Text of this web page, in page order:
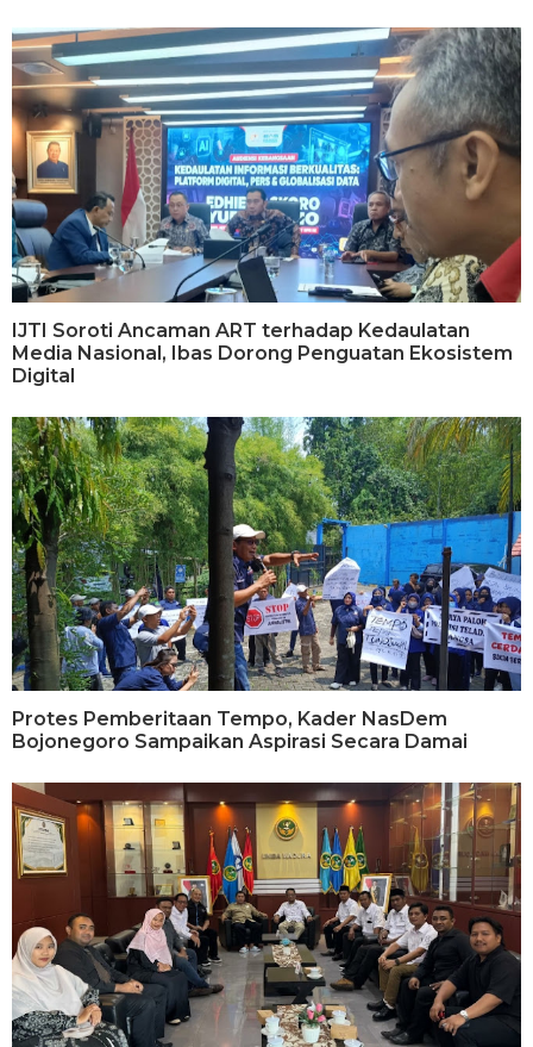
IJTI Soroti Ancaman ART terhadap Kedaulatan
Media Nasional, Ibas Dorong Penguatan Ekosistem
Digital
Protes Pemberitaan Tempo, Kader NasDem
Bojonegoro Sampaikan Aspirasi Secara Damai